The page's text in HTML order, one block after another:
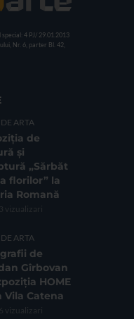
4 PJ/ 29.01.2013
Nr. 6, parter Bl. 42,
ARTA
de
și
„Sărbăt
florilor” la
Romană
vizualizari
ARTA
de
Gîrbovan
HOME
Vila Catena
vizualizari